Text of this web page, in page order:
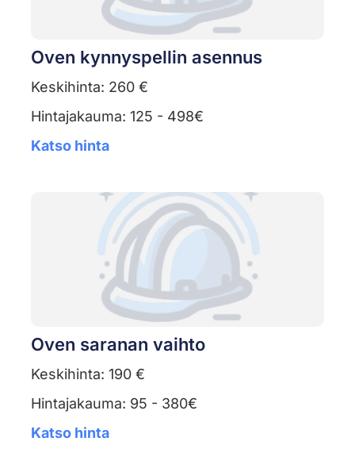
Oven kynnyspellin asennus
Keskihinta: 260 €
Hintajakauma: 125 - 498€
Katso hinta
Oven saranan vaihto
Keskihinta: 190 €
Hintajakauma: 95 - 380€
Katso hinta